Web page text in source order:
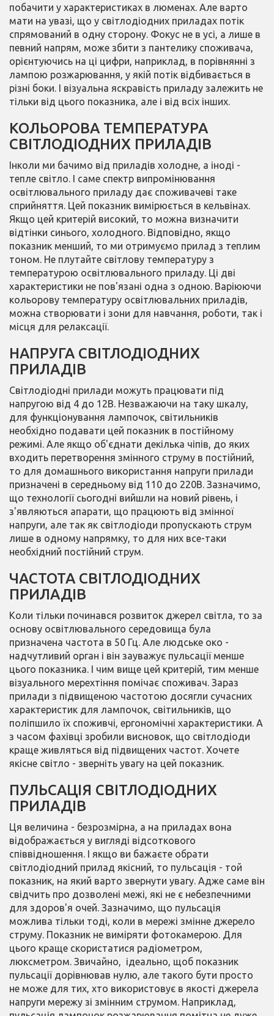
побачити у характеристиках в люменах. Але варто
мати на увазі, що у світлодіодних приладах потік
спрямований в одну сторону. Фокус не в усі, а лише в
певний напрям, може збити з пантелику споживача,
орієнтуючись на ці цифри, наприклад, в порівнянні з
лампою розжарювання, у якій потік відбивається в
різні боки. І візуальна яскравість приладу залежить не
тільки від цього показника, але і від всіх інших.
КОЛЬОРОВА ТЕМПЕРАТУРА
СВІТЛОДІОДНИХ ПРИЛАДІВ
Інколи ми бачимо від приладів холодне, а іноді -
тепле світло. І саме спектр випромінювання
освітлювального приладу дає споживачеві таке
сприйняття. Цей показник вимірюється в кельвінах.
Якщо цей критерій високий, то можна визначити
відтінки синього, холодного. Відповідно, якщо
показник менший, то ми отримуємо прилад з теплим
тоном. Не плутайте світлову температуру з
температурою освітлювального приладу. Ці дві
характеристики не пов'язані одна з одною. Варіюючи
кольорову температуру освітлювальних приладів,
можна створювати і зони для навчання, роботи, так і
місця для релаксації.
НАПРУГА СВІТЛОДІОДНИХ
ПРИЛАДІВ
Світлодіодні прилади можуть працювати під
напругою від 4 до 12В. Незважаючи на таку шкалу,
для функціонування лампочок, світильників
необхідно подавати цей показник в постійному
режимі. Але якщо об'єднати декілька чіпів, до яких
входить перетворення змінного струму в постійний,
то для домашнього використання напруги прилади
призначені в середньому від 110 до 220В. Зазначимо,
що технології сьогодні вийшли на новий рівень, і
з'являються апарати, що працюють від змінної
напруги, але так як світлодіоди пропускають струм
лише в одному напрямку, то для них все-таки
необхідний постійний струм.
ЧАСТОТА СВІТЛОДІОДНИХ
ПРИЛАДІВ
Коли тільки починався розвиток джерел світла, то за
основу освітлювального середовища була
призначена частота в 50 Гц. Але людське око -
надчутливий орган і він зауважує пульсації менше
цього показника. І чим вище цей критерій, тим менше
візуального мерехтіння помічає споживач. Зараз
прилади з підвищеною частотою досягли сучасних
характеристик для лампочок, світильників, що
поліпшило їх споживчі, ергономічні характеристики. А
з часом фахівці зробили висновок, що світлодіоди
краще живляться від підвищених частот. Хочете
якісне світло - зверніть увагу на цей показник.
ПУЛЬСАЦІЯ СВІТЛОДІОДНИХ
ПРИЛАДІВ
Ця величина - безрозмірна, а на приладах вона
відображається у вигляді відсоткового
співвідношення. І якщо ви бажаєте обрати
світлодіодний прилад якісний, то пульсація - той
показник, на який варто звернути увагу. Адже саме він
свідчить про дозволені межі, які не є небезпечними
для здоров'я очей. Зазначимо, що пульсація
можлива тільки тоді, коли в мережі змінне джерело
струму. Показник не виміряти фотокамерою. Для
цього краще скористатися радіометром,
люксметром. Звичайно, ідеально, щоб показник
пульсації дорівнював нулю, але такого бути просто
не може для тих, хто використовує в якості джерела
напруги мережу зі змінним струмом. Наприклад,